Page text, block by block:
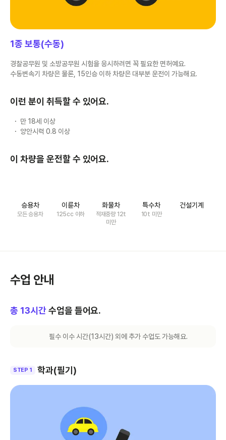
1종 보통(수동)
경찰공무원 및 소방공무원 시험을 응시하려면 꼭 필요한 면허예요.
수동변속기 차량은 물론, 15인승 이하 차량은 대부분 운전이 가능해요.
이런 분이 취득할 수 있어요.
만 18세 이상
양안시력 0.8 이상
이 차량을 운전할 수 있어요.
승용차
모든 승용차
이륜차
125cc 이하
화물차
적재중량 12t
미만
특수차
10t 미만
건설기계
수업 안내
총 13시간 수업을 들어요.
필수 이수 시간(13시간) 외에 추가 수업도 가능해요.
STEP 1 학과(필기)